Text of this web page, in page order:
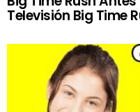
Televisión Big Time